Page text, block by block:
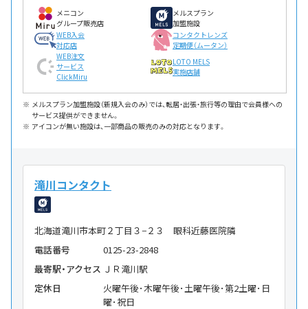
メニコン
グループ販売店
メルスプラン
加盟施設
WEB入会
対応店
コンタクトレンズ
定期便（ムータン）
WEB注文
サービス
ClickMiru
LOTO MELS
実施店舗
メルスプラン加盟施設（新規入会のみ）では、転居・出張・旅行等の理由で会員様への
サービス提供ができません。
アイコンが無い施設は、一部商品の販売のみの対応となります。
滝川コンタクト
北海道滝川市本町２丁目３−２３ 眼科近藤医院隣
電話番号
0125-23-2848
最寄駅・アクセス ＪＲ滝川駅
定休日
火曜午後･木曜午後･土曜午後･第2土曜･日
曜･祝日